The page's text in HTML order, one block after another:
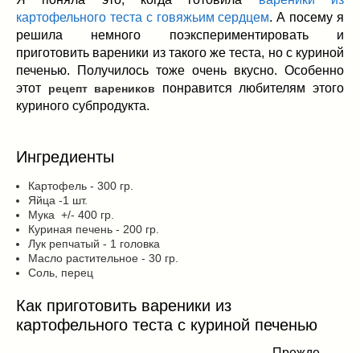
Заначка на зиму!(29)
Грибы(5)
Овощные заготовки (11)
Сладкие заготовки(10)
Поговорим о(19)
Постные рецепты (8)
Праздничные блюда
8 марта(1)
День всех влюбленных (3)
мужские даты
Пасха
картофельного теста с говяжьим сердцем. А посему я
решила немного поэкспериментировать и
приготовить вареники из такого же теста, но с куриной
печенью. Получилось тоже очень вкусно. Особенно
этот рецепт вареников
понравится любителям этого
куриного субпродукта.
Ингредиенты
Картофель - 300 гр.
Яйца -1 шт.
Мука +/- 400 гр.
Куриная печень - 200 гр.
Лук репчатый - 1 головка
Масло растительное - 30 гр.
Соль, перец
Как приготовить вареники из
картофельного теста с куриной печенью